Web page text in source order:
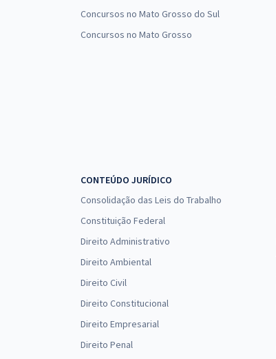
Concursos no Mato Grosso do Sul
Concursos no Mato Grosso
CONTEÚDO JURÍDICO
Consolidação das Leis do Trabalho
Constituição Federal
Direito Administrativo
Direito Ambiental
Direito Civil
Direito Constitucional
Direito Empresarial
Direito Penal